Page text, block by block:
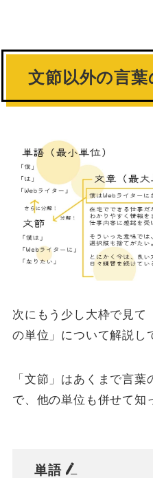
文節以外の言葉
次にもう少し大枠で見て
の単位」について解説し
「文節」はあくまで言
で、他の単位も併せて知
単語